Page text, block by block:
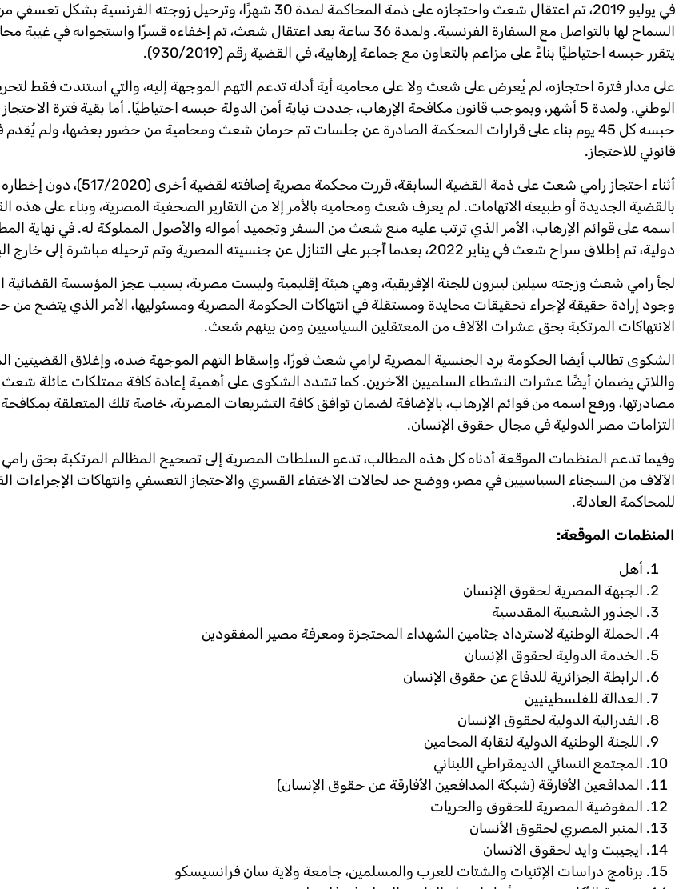
في يوليو 2019، تم اعتقال شعث واحتجازه على ذمة المحاكمة لمدة 30 شهرًا، وترحيل زوجته
السماح لها بالتواصل مع السفارة الفرنسية. ولمدة 36 ساعة بعد اعتقال شعث، تم إخفاءه قسرًا واستجوابه
يتقرر حبسه احتياطيًا بناءً على مزاعم بالتعاون مع جماعة إرهابية، في القضية رقم (930/2019).
على مدار فترة احتجازه، لم يُعرض على شعث ولا على محاميه أية أدلة تدعم التهم الموجهة إليه، والتي استندت فقط
الوطني. ولمدة 5 أشهر، وبموجب قانون مكافحة الإرهاب، جددت نيابة أمن الدولة حبسه احتياطيًا. أما بقية فترة
حبسه كل 45 يوم بناء على قرارات المحكمة الصادرة عن جلسات تم حرمان شعث ومحامية من حضور بعضها، ولم يُقدم
قانوني للاحتجاز.
أثناء احتجاز رامي شعث على ذمة القضية السابقة، قررت
بالقضية الجديدة أو طبيعة الاتهامات. لم يعرف شعث ومحاميه بالأمر إلا من التقارير الصحفية المصرية، وبناء على هذه
اسمه على قوائم الإرهاب، الأمر الذي ترتب عليه منع شعث من السفر وتجميد أمواله والأصول المملوكة له. في نهاية
دولية، تم إطلاق سراح شعث في يناير 2022، بعدما أُجبر على التنازل عن جنسيته المصرية وتم ترحيله مباشرة إلى خارج البلاد.
لجأ رامي شعث وزجته سيلين ليبرون للجنة الإفريقية، وهي هيئة إقليمية وليست مصرية، بسبب عجز المؤسسة القضائية
وجود إرادة حقيقة لإجراء تحقيقات محايدة ومستقلة في انتهاكات الحكومة المصرية ومسئوليها، الأمر الذي يتضح من
الانتهاكات المرتكبة بحق عشرات الآلاف من المعتقلين السياسيين ومن بينهم شعث.
الشكوى تطالب أيضا الحكومة برد الجنسية المصرية لرامي شعث فورًا، وإسقاط التهم الموجهة ضده، وإغلاق القضيتين
واللاتي يضمان أيضًا عشرات النشطاء السلميين الآخرين. كما تشدد الشكوى على أهمية إعادة كافة ممتلكات عائلة
مصادرتها، ورفع اسمه من قوائم الإرهاب، بالإضافة لضمان توافق كافة التشريعات المصرية، خاصة تلك المتعلقة
التزامات مصر الدولية في مجال حقوق الإنسان.
وفيما تدعم المنظمات الموقعة أدناه كل هذه المطالب، تدعو السلطات المصرية إلى تصحيح المظالم المرتكبة بحق
الآلاف من السجناء السياسيين في مصر، ووضع حد لحالات الاختفاء القسري والاحتجاز التعسفي وانتهاكات الإجراءات
للمحاكمة العادلة.
المنظمات الموقعة:
أهل
الجبهة المصرية لحقوق الإنسان
الجذور الشعبية المقدسية
الحملة الوطنية لاسترداد جثامين الشهداء المحتجزة ومعرفة مصير المفقودين
الخدمة الدولية لحقوق الإنسان
الرابطة الجزائرية للدفاع عن حقوق الإنسان
العدالة للفلسطينيين
الفدرالية الدولية لحقوق الإنسان
اللجنة الوطنية الدولية لنقابة المحامين
المجتمع النسائي الديمقراطي اللبناني
المدافعين الأفارقة (شبكة المدافعين الأفارقة عن حقوق الإنسان)
المفوضية المصرية للحقوق والحريات
المنبر المصري لحقوق الأنسان
ايجيبت وايد لحقوق الانسان
برنامج دراسات الإثنيات والشتات للعرب والمسلمين، جامعة ولاية سان فرانسيسكو